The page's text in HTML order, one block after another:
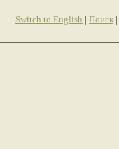
Switch to English | Поиск |